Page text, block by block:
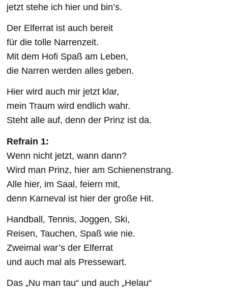
jetzt stehe ich hier und bin’s.
Der Elferrat ist auch bereit
für die tolle Narrenzeit.
Mit dem Hofi Spaß am Leben,
die Narren werden alles geben.
Hier wird auch mir jetzt klar,
mein Traum wird endlich wahr.
Steht alle auf, denn der Prinz ist da.
Refrain 1:
Wenn nicht jetzt, wann dann?
Wird man Prinz, hier am Schienenstrang.
Alle hier, im Saal, feiern mit,
denn Karneval ist hier der große Hit.
Handball, Tennis, Joggen, Ski,
Reisen, Tauchen, Spaß wie nie.
Zweimal war’s der Elferrat
und auch mal als Pressewart.
Das „Nu man tau“ und auch „Helau“